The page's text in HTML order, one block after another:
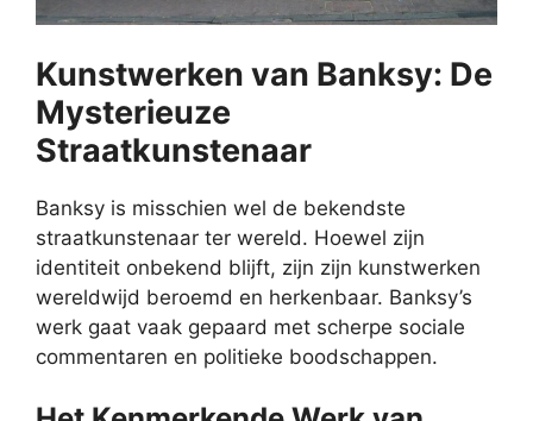
Kunstwerken van Banksy: De
Mysterieuze
Straatkunstenaar
Banksy is misschien wel de bekendste
straatkunstenaar ter wereld. Hoewel zijn
identiteit onbekend blijft, zijn zijn kunstwerken
wereldwijd beroemd en herkenbaar. Banksy’s
werk gaat vaak gepaard met scherpe sociale
commentaren en politieke boodschappen.